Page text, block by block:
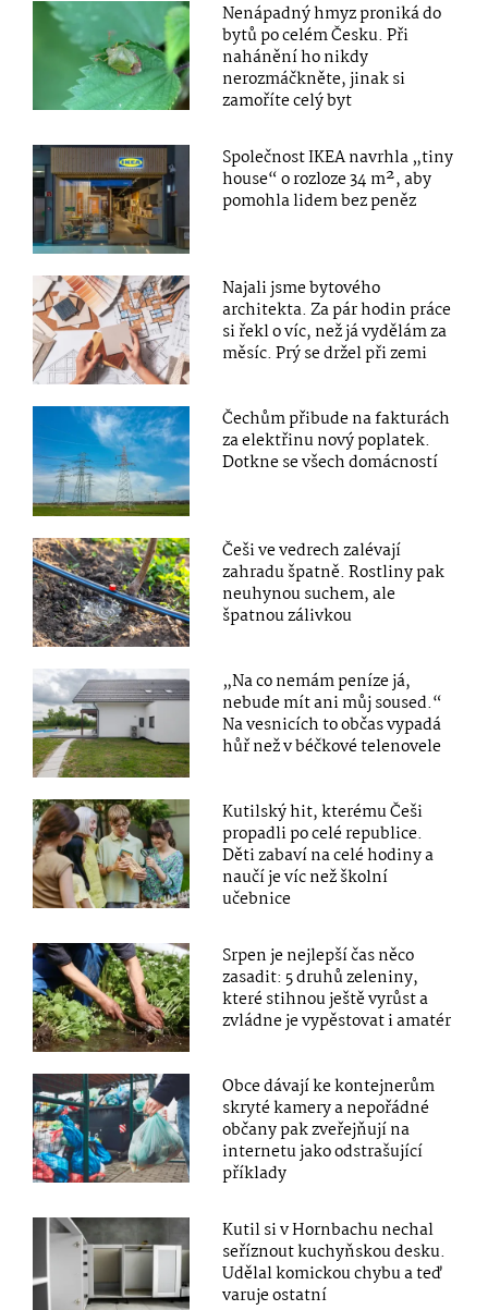
Nenápadný hmyz proniká do
bytů po celém Česku. Při
nahánění ho nikdy
nerozmáčkněte, jinak si
zamoříte celý byt
Společnost IKEA navrhla „tiny
house“ o rozloze 34 m², aby
pomohla lidem bez peněz
Najali jsme bytového
architekta. Za pár hodin práce
si řekl o víc, než já vydělám za
měsíc. Prý se držel při zemi
Čechům přibude na fakturách
za elektřinu nový poplatek.
Dotkne se všech domácností
Češi ve vedrech zalévají
zahradu špatně. Rostliny pak
neuhynou suchem, ale
špatnou zálivkou
„Na co nemám peníze já,
nebude mít ani můj soused.“
Na vesnicích to občas vypadá
hůř než v béčkové telenovele
Kutilský hit, kterému Češi
propadli po celé republice.
Děti zabaví na celé hodiny a
naučí je víc než školní
učebnice
Srpen je nejlepší čas něco
zasadit: 5 druhů zeleniny,
které stihnou ještě vyrůst a
zvládne je vypěstovat i amatér
Obce dávají ke kontejnerům
skryté kamery a nepořádné
občany pak zveřejňují na
internetu jako odstrašující
příklady
Kutil si v Hornbachu nechal
seříznout kuchyňskou desku.
Udělal komickou chybu a teď
varuje ostatní